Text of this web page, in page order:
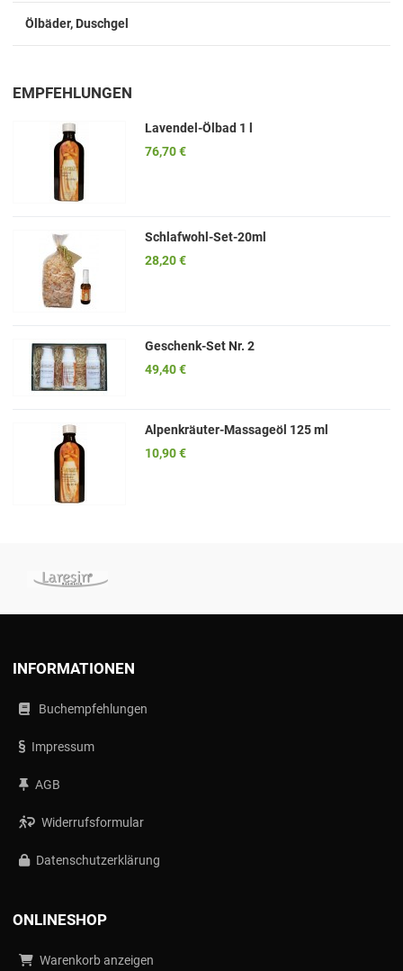
Ölbäder, Duschgel
EMPFEHLUNGEN
Lavendel-Ölbad 1 l
76,70 €
Schlafwohl-Set-20ml
28,20 €
Geschenk-Set Nr. 2
49,40 €
Alpenkräuter-Massageöl 125 ml
10,90 €
INFORMATIONEN
Buchempfehlungen
Impressum
AGB
Widerrufsformular
Datenschutzerklärung
ONLINESHOP
Warenkorb anzeigen